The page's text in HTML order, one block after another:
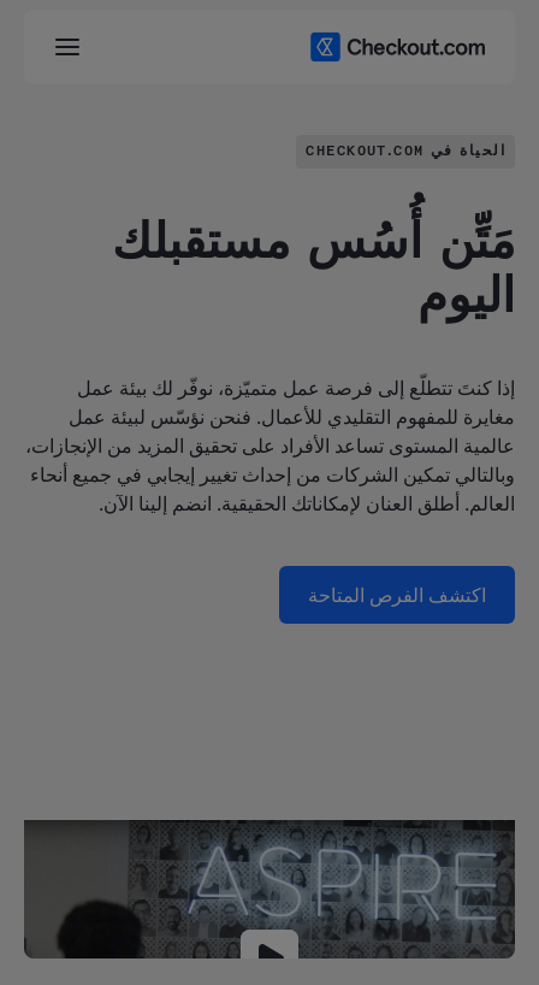
الحياة في CHECKOUT.COM
مَتِّن أُسُس مستقبلك
اليوم
إذا كنتَ تتطلّع إلى فرصة عمل متميّزة، نوفّر لك بيئة عمل
مغايرة للمفهوم التقليدي للأعمال. فنحن نؤسّس لبيئة عمل
عالمية المستوى تساعد الأفراد على تحقيق المزيد من الإنجازات،
وبالتالي تمكين الشركات من إحداث تغيير إيجابي في جميع أنحاء
العالم. أطلق العنان لإمكاناتك الحقيقية. انضم إلينا الآن.
اكتشف الفرص المتاحة